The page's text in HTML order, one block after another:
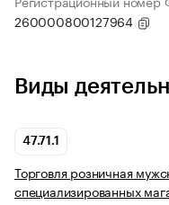
260000800127964
Виды
47.71.1
Торговля розничная
специализированных